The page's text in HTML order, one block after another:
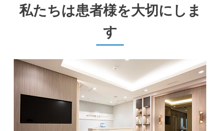
私たちは患者様を大切にしま
す